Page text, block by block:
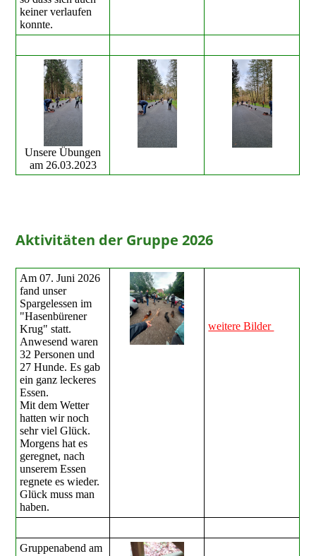
keiner verlaufen
konnte.
Unsere Übungen
am 26.03.2023
Aktivitäten der Gruppe 2026
Am 07. Juni 2026
fand unser
Spargelessen im
"Hasenbürener
Krug" statt.
Anwesend waren
32 Personen und
27 Hunde. Es gab
ein ganz leckeres
Essen.
Mit dem Wetter
hatten wir noch
sehr viel Glück.
Morgens hat es
geregnet, nach
unserem Essen
regnete es wieder.
Glück muss man
haben.
weitere Bilder
Gruppenabend am